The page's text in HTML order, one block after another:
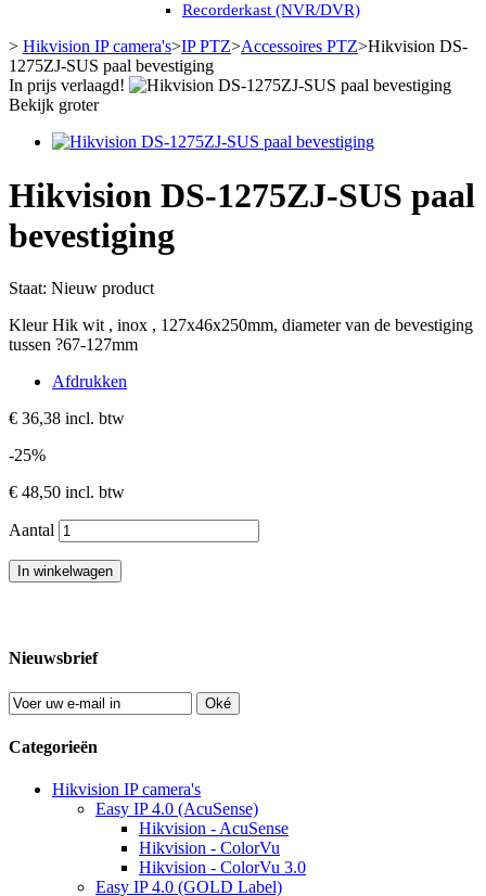
Recorderkast (NVR/DVR)
> Hikvision IP camera's>IP PTZ>Accessoires PTZ>Hikvision DS-
1275ZJ-SUS paal bevestiging
In prijs verlaagd!
Bekijk groter
Hikvision DS-1275ZJ-SUS paal
bevestiging
Staat: Nieuw product
Kleur Hik wit , inox , 127x46x250mm, diameter van de bevestiging
tussen ?67-127mm
Afdrukken
€ 36,38 incl. btw
-25%
€ 48,50 incl. btw
Aantal
In winkelwagen
Nieuwsbrief
Oké
Categorieën
Hikvision IP camera's
Easy IP 4.0 (AcuSense)
Hikvision - AcuSense
Hikvision - ColorVu
Hikvision - ColorVu 3.0
Easy IP 4.0 (GOLD Label)